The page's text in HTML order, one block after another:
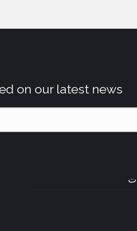
on our latest news!